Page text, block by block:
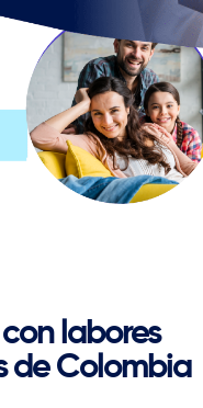
labores
de Colombia